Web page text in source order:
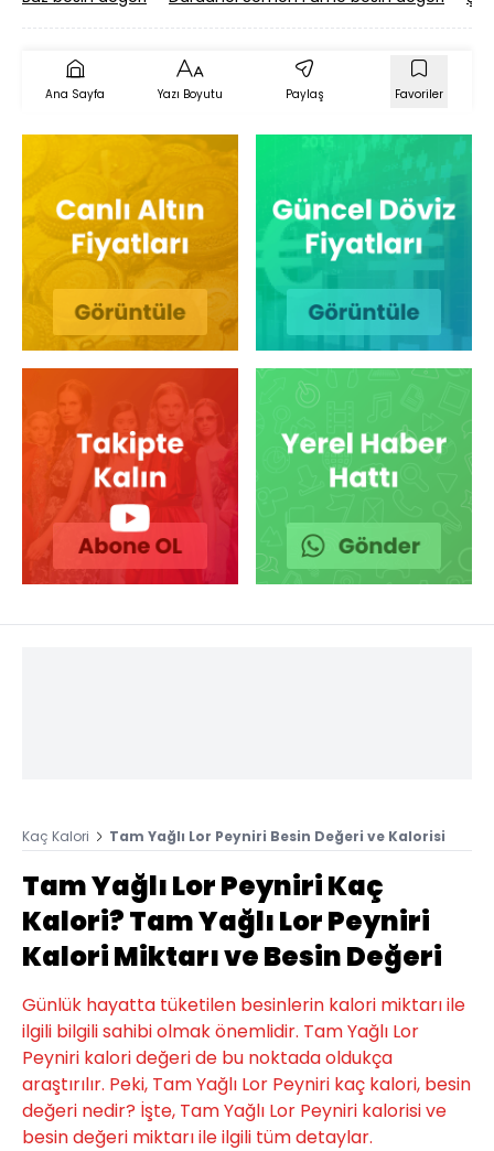
Ana Sayfa Yazı Boyutu Paylaş Favoriler
Kaç Kalori Tam Yağlı Lor Peyniri Besin Değeri ve Kalorisi
Tam Yağlı Lor Peyniri Kaç
Kalori? Tam Yağlı Lor Peyniri
Kalori Miktarı ve Besin Değeri
Günlük hayatta tüketilen besinlerin kalori miktarı ile
ilgili bilgili sahibi olmak önemlidir. Tam Yağlı Lor
Peyniri kalori değeri de bu noktada oldukça
araştırılır. Peki, Tam Yağlı Lor Peyniri kaç kalori, besin
değeri nedir? İşte, Tam Yağlı Lor Peyniri kalorisi ve
besin değeri miktarı ile ilgili tüm detaylar.